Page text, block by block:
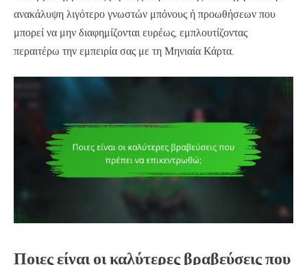
ανακάλυψη λιγότερο γνωστών μπόνους ή προωθήσεων που
μπορεί να μην διαφημίζονται ευρέως, εμπλουτίζοντας
περαιτέρω την εμπειρία σας με τη Μηνιαία Κάρτα.
Ποιες είναι οι καλύτερες βραβεύσεις που